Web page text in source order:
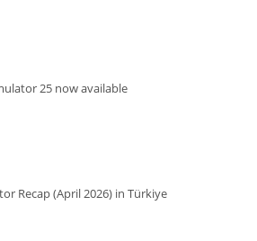
25 now available
Recap (April 2026) in Türkiye